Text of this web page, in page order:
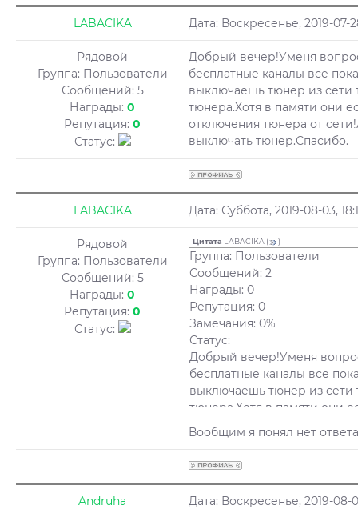
LABACIKA Дата: Воскресенье, 2019-
Рядовой
Группа: Пользователи
Сообщений: 5
Награды: 0
Репутация: 0
Статус:
Добрый вечер!Уменя
бесплатные каналы все
выключаешь тюнер из сети
тюнера.Хотя в памяти они
отключения тюнера от
выключать тюнер.Спасибо.
LABACIKA Дата: Суббота, 2019-08-03,
Рядовой
Группа: Пользователи
Сообщений: 5
Награды: 0
Репутация: 0
Статус:
Цитата LABACIKA ( )
Группа: Пользователи
Сообщений: 2
Награды: 0
Репутация: 0
Замечания: 0%
Статус:
Добрый вечер!Уменя
бесплатные каналы все
выключаешь тюнер из сети
тюнера.Хотя в памяти они
отключения тюнера от
выключать тюнер.Спасибо.
Вообщим я понял нет
Andruha Дата: Воскресенье, 2019-